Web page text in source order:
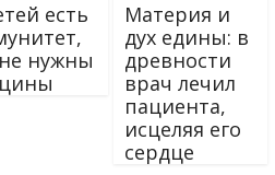
есть
нужны
Материя и
дух едины: в
древности
врач лечил
пациента,
исцеляя его
сердце